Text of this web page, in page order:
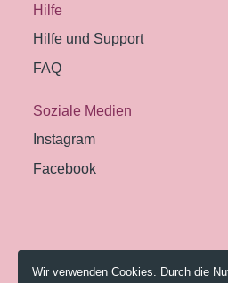
Hilfe
Hilfe und Support
FAQ
Soziale Medien
Instagram
Facebook
© 2026 Pestalozzi-Bibliothek
Wir verwenden Cookies. Durch die